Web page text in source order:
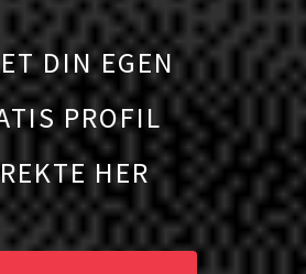
DIN EGEN
PROFIL
HER